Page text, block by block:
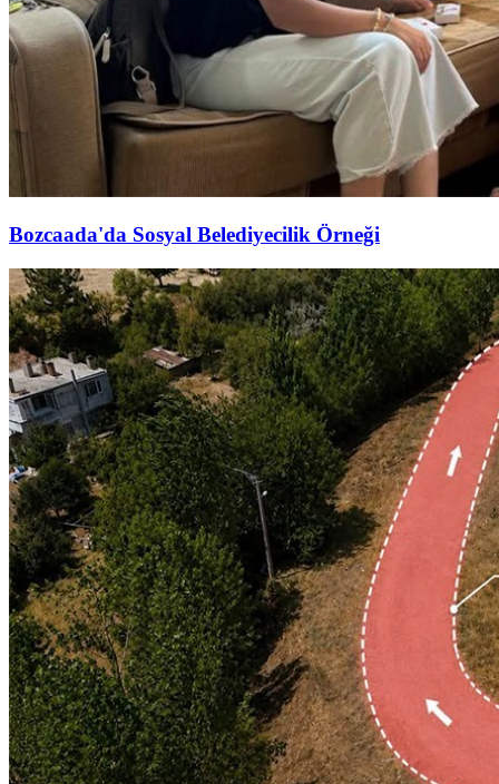
Bozcaada'da Sosyal Belediyecilik Örneği